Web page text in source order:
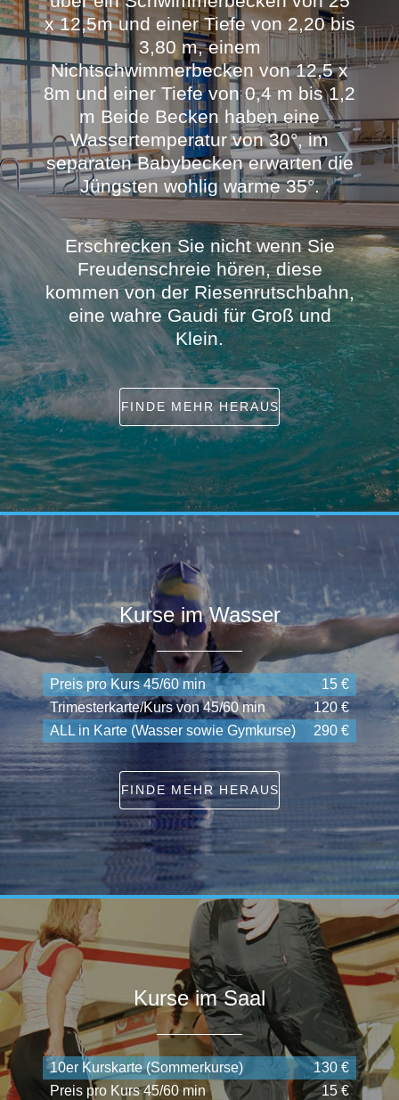
x 12,5m und einer Tiefe von 2,20 bis
3,80 m, einem
Nichtschwimmerbecken von 12,5 x
8m und einer Tiefe von 0,4 m bis 1,2
m Beide Becken haben eine
Wassertemperatur von 30°, im
separaten Babybecken erwarten die
Jüngsten wohlig warme 35°.
Erschrecken Sie nicht wenn Sie
Freudenschreie hören, diese
kommen von der Riesenrutschbahn,
eine wahre Gaudi für Groß und
Klein.
FINDE MEHR HERAUS
Kurse im Wasser
Preis pro Kurs 45/60 min
15 €
Trimesterkarte/Kurs von 45/60 min
120 €
ALL in Karte (Wasser sowie Gymkurse)
290 €
FINDE MEHR HERAUS
Kurse im Saal
10er Kurskarte (Sommerkurse)
130 €
Preis pro Kurs 45/60 min
15 €